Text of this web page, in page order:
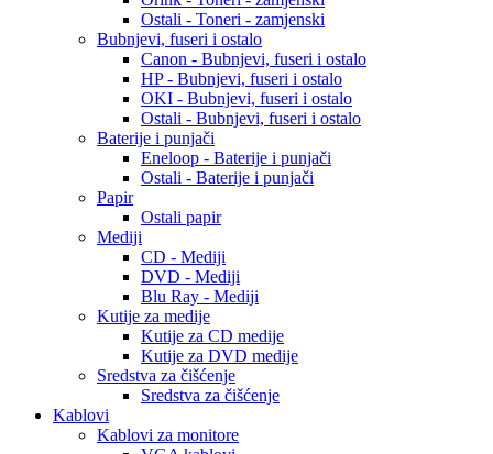
Ostali - Toneri - zamjenski
Bubnjevi, fuseri i ostalo
Canon - Bubnjevi, fuseri i ostalo
HP - Bubnjevi, fuseri i ostalo
OKI - Bubnjevi, fuseri i ostalo
Ostali - Bubnjevi, fuseri i ostalo
Baterije i punjači
Eneloop - Baterije i punjači
Ostali - Baterije i punjači
Papir
Ostali papir
Mediji
CD - Mediji
DVD - Mediji
Blu Ray - Mediji
Kutije za medije
Kutije za CD medije
Kutije za DVD medije
Sredstva za čišćenje
Sredstva za čišćenje
Kablovi
Kablovi za monitore